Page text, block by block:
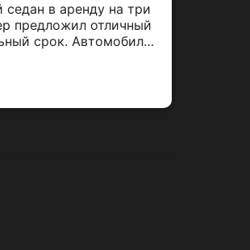
седан в аренду на три
предложил отличный
срок. Автомобиль
за все время
залог вернули